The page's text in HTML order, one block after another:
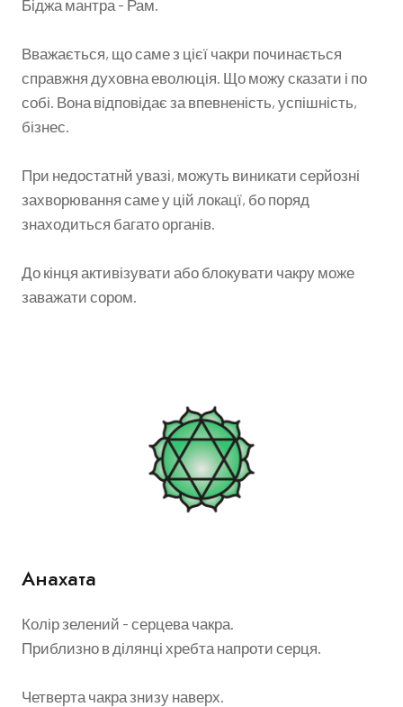
Біджа мантра - Рам.
Вважається, що саме з цієї чакри починається
справжня духовна еволюція. Що можу сказати і по
собі. Вона відповідає за впевненість, успішність,
бізнес.
При недостатнй увазі, можуть виникати серйозні
захворювання саме у цій локацї, бо поряд
знаходиться багато органів.
До кінця активізувати або блокувати чакру може
заважати сором.
Анахата
Колір зелений - серцева чакра.
Приблизно в ділянці хребта напроти серця.
Четверта чакра знизу наверх.